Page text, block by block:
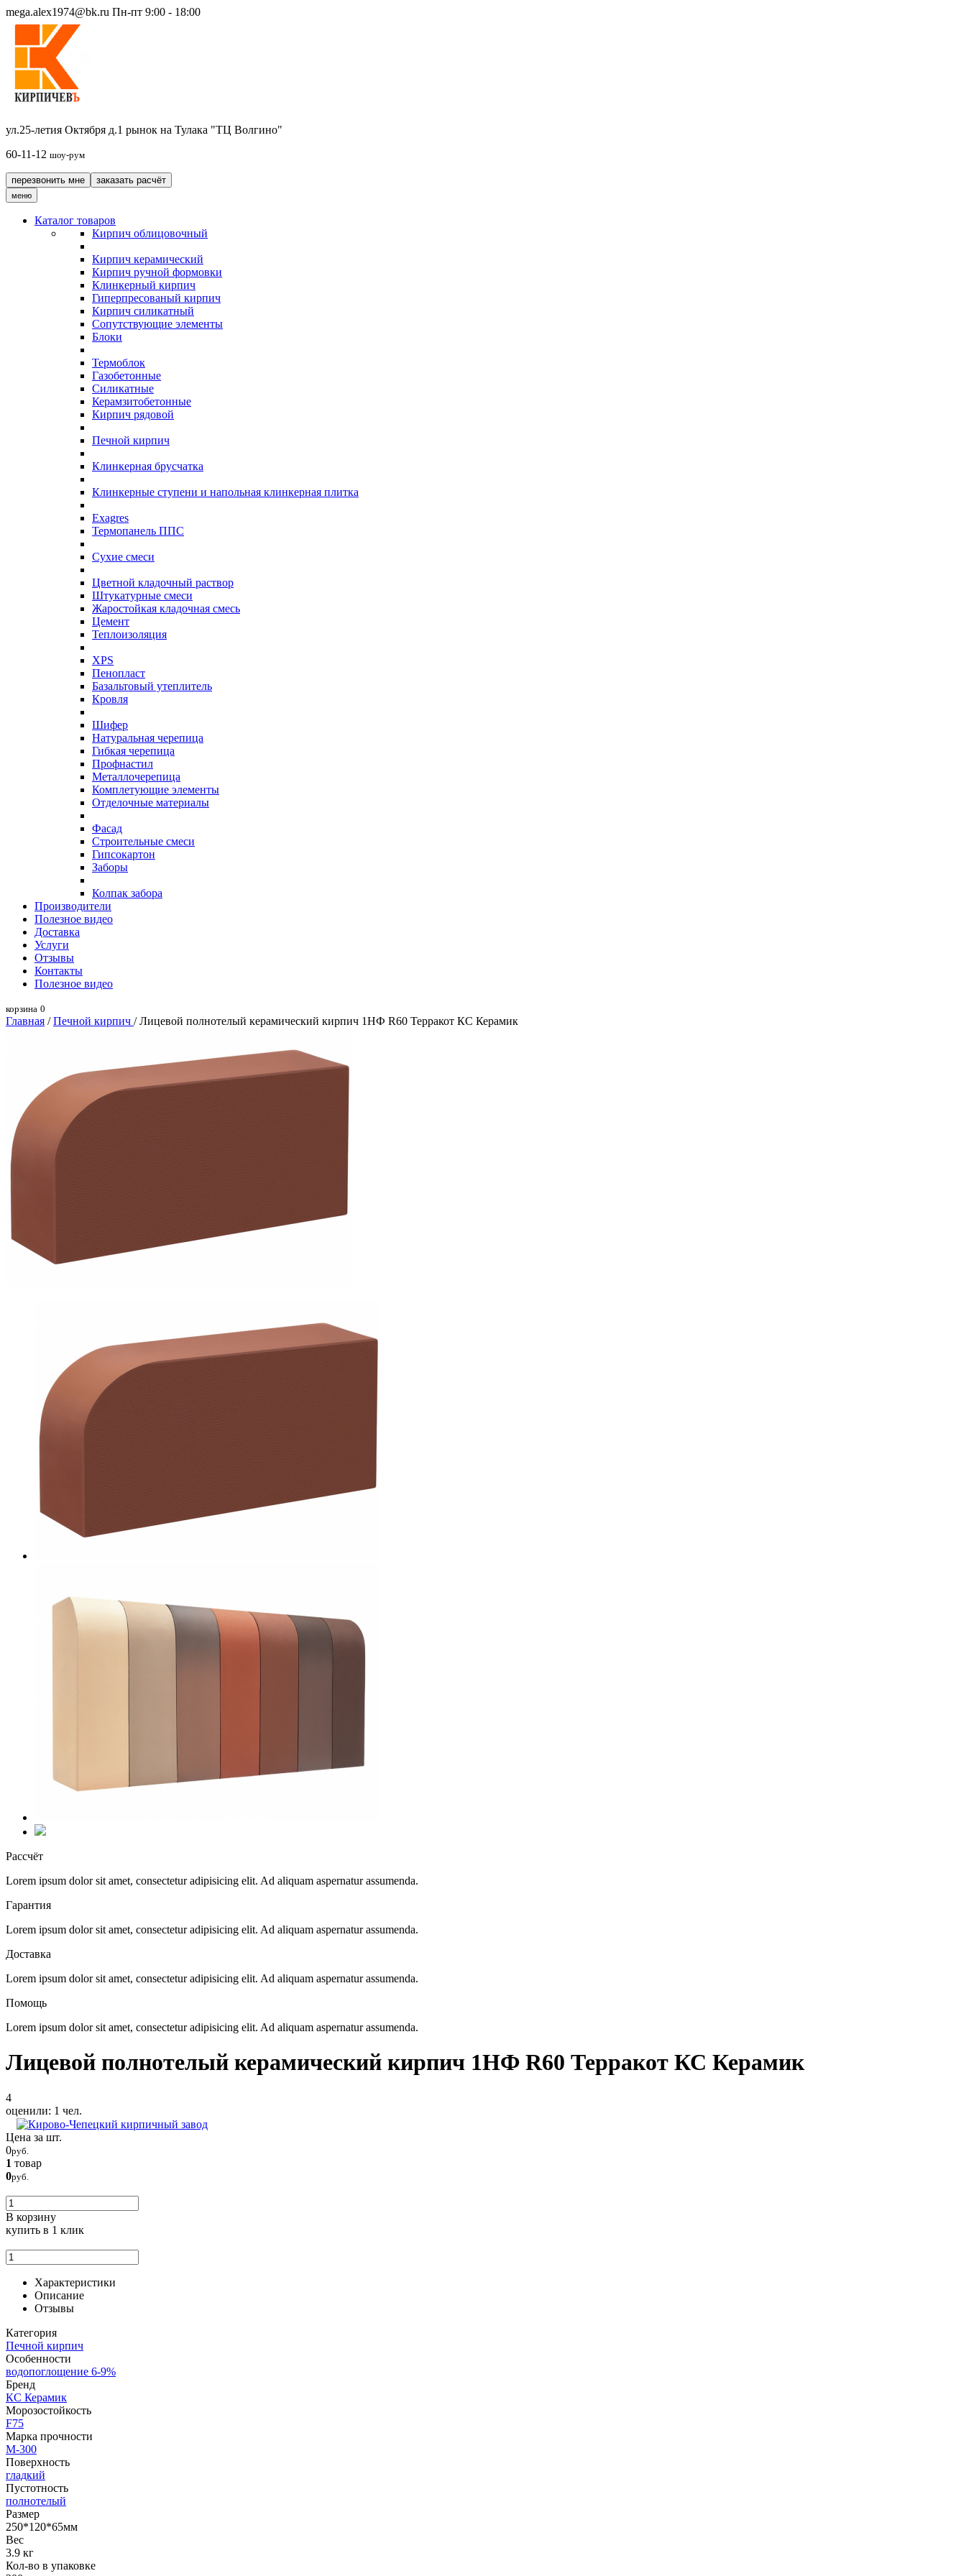
mega.alex1974@bk.ru Пн-пт 9:00 - 18:00
ул.25-летия Октября д.1 рынок на Тулака "ТЦ Волгино"
60-11-12 шоу-рум
перезвонить мне заказать расчёт
меню
Каталог товаров
Кирпич облицовочный
Кирпич керамический
Кирпич ручной формовки
Клинкерный кирпич
Гиперпресованый кирпич
Кирпич силикатный
Сопутствующие элементы
Блоки
Термоблок
Газобетонные
Силикатные
Керамзитобетонные
Кирпич рядовой
Печной кирпич
Клинкерная брусчатка
Клинкерные ступени и напольная клинкерная плитка
Exagres
Термопанель ППС
Сухие смеси
Цветной кладочный раствор
Штукатурные смеси
Жаростойкая кладочная смесь
Цемент
Теплоизоляция
XPS
Пенопласт
Базальтовый утеплитель
Кровля
Шифер
Натуральная черепица
Гибкая черепица
Профнастил
Металлочерепица
Комплетующие элементы
Отделочные материалы
Фасад
Строительные смеси
Гипсокартон
Заборы
Колпак забора
Производители
Полезное видео
Доставка
Услуги
Отзывы
Контакты
Полезное видео
корзина 0
Главная /Печной кирпич / Лицевой полнотелый керамический кирпич 1НФ R60 Терракот КС Керамик
Рассчёт
Lorem ipsum dolor sit amet, consectetur adipisicing elit. Ad aliquam aspernatur assumenda.
Гарантия
Lorem ipsum dolor sit amet, consectetur adipisicing elit. Ad aliquam aspernatur assumenda.
Доставка
Lorem ipsum dolor sit amet, consectetur adipisicing elit. Ad aliquam aspernatur assumenda.
Помощь
Lorem ipsum dolor sit amet, consectetur adipisicing elit. Ad aliquam aspernatur assumenda.
Лицевой полнотелый керамический кирпич 1НФ R60 Терракот КС Керамик
4
оценили: 1 чел.
Цена за шт.
0руб.
1 товар
0руб.
В корзину
купить в 1 клик
Характеристики
Описание
Отзывы
Категория
Печной кирпич
Особенности
водопоглощение 6-9%
Бренд
КС Керамик
Морозостойкость
F75
Марка прочности
М-300
Поверхность
гладкий
Пустотность
полнотелый
Размер
250*120*65мм
Вес
3.9 кг
Кол-во в упаковке